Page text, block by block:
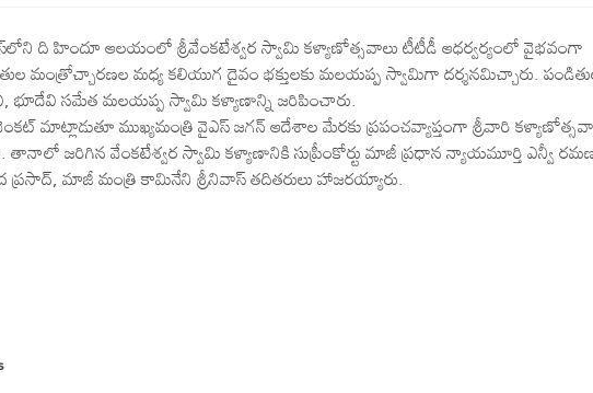
హిందూ ఆలయంలో శ్రీవేంకటేశ్వర స్వామి కళ్యాణోత్సవాలు టీటీడీ ఆధర్వర్యంలో వైభవంగా
మంత్రోచ్చారణల మధ్య కలియుగ దైవం భక్తులకు మలయప్ప స్వామిగా దర్శనమిచ్చారు.
భూదేవి సమేత మలయప్ప స్వామి కళ్యాణాన్ని జరిపించారు.
వెంకట్‌ మాట్లాడుతూ ముఖ్యమంత్రి వైఎస్‌ జగన్‌ ఆదేశాల మేరకు ప్రపంచవ్యాప్తంగా శ్రీవారి
తానాలో జరిగిన వేంకటేశ్వర స్వామి కళ్యాణానికి సుప్రీంకోర్టు మాజీ ప్రధాన న్యాయమూర్తి ఎన్వీ
ప్రసాద్‌, మాజీ మంత్రి కామినేని శ్రీనివాస్‌ తదితరులు హాజరయ్యారు.